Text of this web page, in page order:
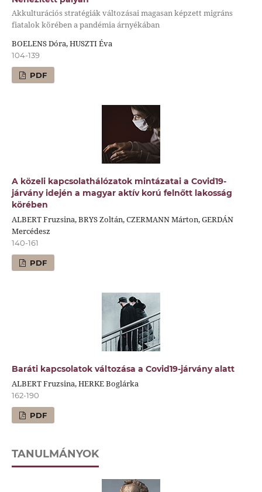
Akkulturációs stratégiák változásai magasan képzett migráns
fiatalok körében a pandémia árnyékában
BOELENS Dóra, HUSZTI Éva
104-139
PDF
A közeli kapcsolathálózatok mintázatai a Covid19-
járvány idején a magyar aktív korú felnőtt lakosság
körében
ALBERT Fruzsina, BRYS Zoltán, CZERMANN Márton, GERDÁN
Mercédesz
140-161
PDF
Baráti kapcsolatok változása a Covid19-járvány alatt
ALBERT Fruzsina, HERKE Boglárka
162-190
PDF
TANULMÁNYOK